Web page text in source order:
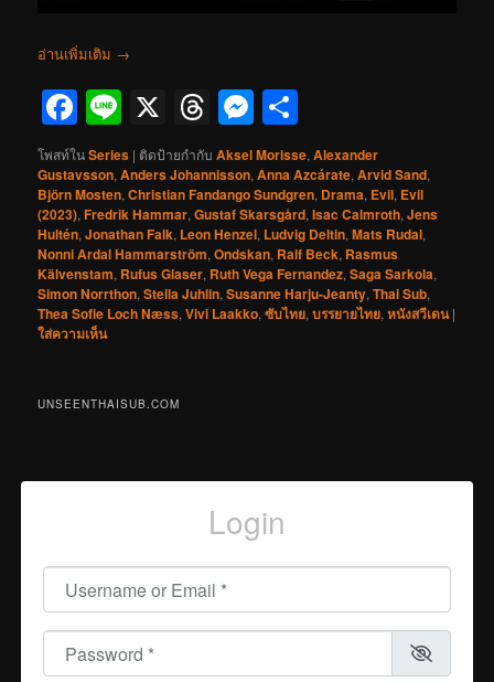
อ่านเพิ่มเติม →
Facebook
Line
X Threads
Messenger
โพสท์ในSeries | ติดป้ายกำกับ Aksel Morisse,Alexander
Gustavsson,Anders Johannisson,Anna Azcárate,Arvid Sand,
Björn Mosten,Christian Fandango Sundgren, Drama, Evil, Evil
(2023),Fredrik Hammar,Gustaf Skarsgård,Isac Calmroth,Jens
Hultén,Jonathan Falk, Leon Henzel, Ludvig Deltin,Mats Rudal,
Nonni Ardal Hammarström,Ondskan, Ralf Beck, Rasmus
Kälvenstam, Rufus Glaser, Ruth Vega Fernandez,Saga Sarkola,
Simon Norrthon,Stella Juhlin,Susanne Harju-Jeanty,Thai Sub,
Thea Sofie Loch Næss,Vivi Laakko,ซับไทย,บรรยายไทย,หนังสวีเดน |
ใส่ความเห็น
UNSEENTHAISUB.COM
Login
Username or Email
Password